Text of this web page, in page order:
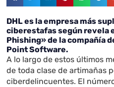
DHL es la empresa más
ciberestafas según revela
Phishing» de la compañía
Point Software.
A lo largo de estos últimos
de toda clase de artimañas
ciberdelincuentes. El